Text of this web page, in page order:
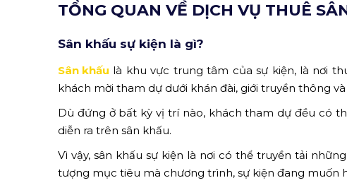
TỔNG QUAN VỀ DỊCH VỤ THUÊ
Sân khấu sự kiện là gì?
Sân khấu là khu vực trung tâm của sự kiện, là nơi
khách mời tham dự dưới khán đài, giới truyền thông
Dù đứng ở bất kỳ vị trí nào, khách tham dự đều có
diễn ra trên sân khấu.
Vì vậy, sân khấu sự kiện là nơi có thể truyền tải
tượng mục tiêu mà chương trình, sự kiện đang muốn